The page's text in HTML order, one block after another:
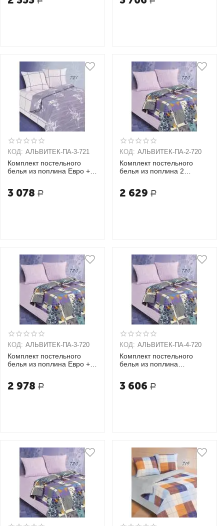
КОД: АЛЬВИТЕК-ПA-3-721
Комплект постельного
белья из поплина Евро + 2
3 078 Р
КОД: АЛЬВИТЕК-ПA-2-720
Комплект постельного
белья из поплина 2
2 629 Р
КОД: АЛЬВИТЕК-ПA-3-720
Комплект постельного
белья из поплина Евро + 2
2 978 Р
КОД: АЛЬВИТЕК-ПA-4-720
Комплект постельного
белья из поплина
3 606 Р